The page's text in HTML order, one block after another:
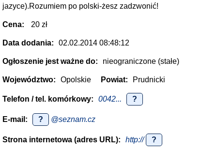
jazyce).Rozumiem po polski-żesz zadzwonić!
Cena: 20 zł
Data dodania: 02.02.2014 08:48:12
Ogłoszenie jest ważne do: nieograniczone (stałe)
Województwo: Opolskie Powiat: Prudnicki
Telefon / tel. komórkowy: 0042... ?
E-mail: ? @seznam.cz
Strona internetowa (adres URL): http:// ?